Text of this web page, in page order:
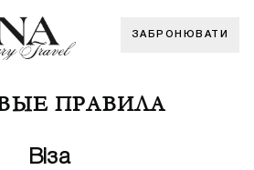
ЗАБРОНЮВАТИ
ПРАВИЛА
Віза